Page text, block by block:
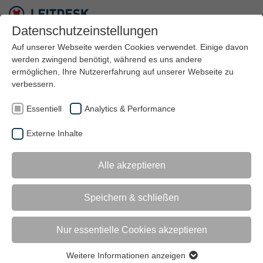
AI AGENT DEVELOPER (M/W/D)
Du denkst in Workflows, verstehst Datenflüsse
praktisch zum Einsatz bringen? Du willst
intelligente Agentensysteme entwickeln, die
echten Mehrwert im Alltag schaffen? Worum es
geht Als AI Agent Developer (m/w/d) entwickelst,
testest und integrierst Du KI-Agenten auf Basis
von Low-Code- und Automatisierungsplattformen.
Workflows, verbindest Datenquellen und Modelle
und sorgst dafür, dass KI-Lösungen im Alltag
Datenschutzeinstellungen
Auf unserer Webseite werden Cookies verwendet. Einige davon
werden zwingend benötigt, während es uns andere
ermöglichen, Ihre Nutzererfahrung auf unserer Webseite zu
verbessern.
Essentiell Analytics & Performance
Externe Inhalte
Alle akzeptieren
Speichern & schließen
Nur essentielle Cookies akzeptieren
Weitere Informationen anzeigen